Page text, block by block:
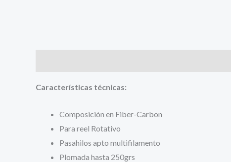
Características técnicas:
Composición en Fiber-Carbon
Para reel Rotativo
Pasahilos apto multifilamento
Plomada hasta 250grs